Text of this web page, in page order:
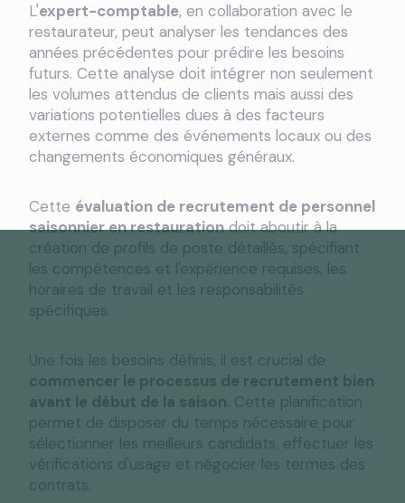
L'expert-comptable, en collaboration avec le
restaurateur, peut analyser les tendances des
années précédentes pour prédire les besoins
futurs. Cette analyse doit intégrer non seulement
les volumes attendus de clients mais aussi des
variations potentielles dues à des facteurs
externes comme des événements locaux ou des
changements économiques généraux.
Cette évaluation de recrutement de personnel
saisonnier en restaurationdoit aboutir à la
création de profils de poste détaillés, spécifiant
les compétences et l'expérience requises, les
horaires de travail et les responsabilités
spécifiques.
Une fois les besoins définis, il est crucial de
commencer le processus de recrutement bien
avant le début de la saison . Cette planification
permet de disposer du temps nécessaire pour
sélectionner les meilleurs candidats, effectuer les
vérifications d'usage et négocier les termes des
contrats.